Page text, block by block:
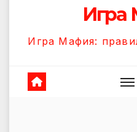
Игра
Игра Мафия: